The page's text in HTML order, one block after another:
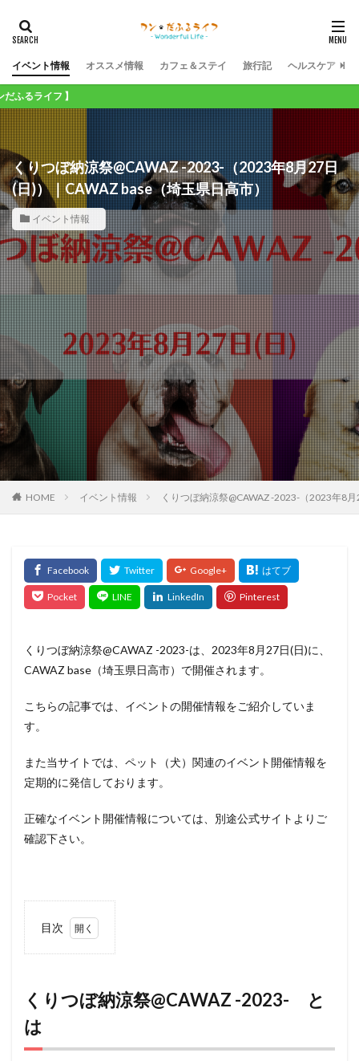
イベント情報 オススメ情報 カフェ＆ステイ 旅行記 ヘルスケア
フ 】
くりつぼ納涼祭@CAWAZ -2023-（2023年8月27日
(日)）｜CAWAZ base（埼玉県日高市）
イベント情報
HOME イベント情報 くりつぼ納涼祭@CAWAZ -2023-（2023年8
くりつぼ納涼祭@CAWAZ -2023-は、2023年8月27日(日)に、
CAWAZ base（埼玉県日高市）で開催されます。
こちらの記事では、イベントの開催情報をご紹介していま
す。
また当サイトでは、ペット（犬）関連のイベント開催情報を
定期的に発信しております。
正確なイベント開催情報については、別途公式サイトよりご
確認下さい。
目次
@CAWAZ
-2023-
とは
2
くりつぼ納涼祭@CAWAZ -2023- と
は